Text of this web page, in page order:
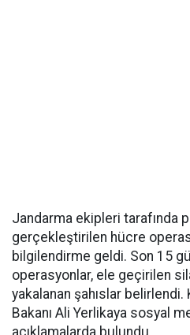
Jandarma ekipleri tarafında
gerçekleştirilen hücre
bilgilendirme geldi. Son 15
operasyonlar, ele geçirilen
yakalanan şahıslar
Bakanı Ali Yerlikaya sosyal
açıklamalarda bulundu.